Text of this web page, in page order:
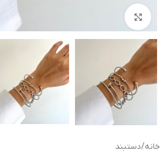
بزرگنمایی تصویر
خانه/دستبند